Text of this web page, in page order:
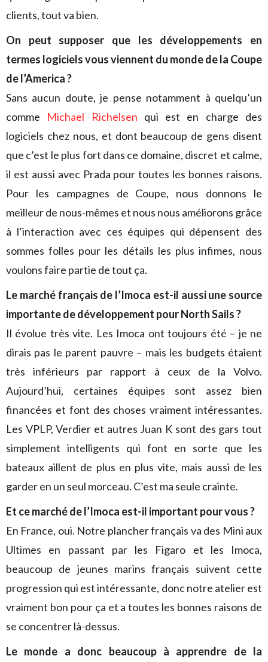
clients, tout va bien.
On peut supposer que les développements en
termes logiciels vous viennent du monde de la Coupe
de l’America ?
Sans aucun doute, je pense notamment à quelqu’un
comme Michael Richelsen qui est en charge des
logiciels chez nous, et dont beaucoup de gens disent
que c’est le plus fort dans ce domaine, discret et calme,
il est aussi avec Prada pour toutes les bonnes raisons.
Pour les campagnes de Coupe, nous donnons le
meilleur de nous-mêmes et nous nous améliorons grâce
à l’interaction avec ces équipes qui dépensent des
sommes folles pour les détails les plus infimes, nous
voulons faire partie de tout ça.
Le marché français de l’Imoca est-il aussi une source
importante de développement pour North Sails ?
Il évolue très vite. Les Imoca ont toujours été – je ne
dirais pas le parent pauvre – mais les budgets étaient
très inférieurs par rapport à ceux de la Volvo.
Aujourd’hui, certaines équipes sont assez bien
financées et font des choses vraiment intéressantes.
Les VPLP, Verdier et autres Juan K sont des gars tout
simplement intelligents qui font en sorte que les
bateaux aillent de plus en plus vite, mais aussi de les
garder en un seul morceau. C’est ma seule crainte.
Et ce marché de l’Imoca est-il important pour vous ?
En France, oui. Notre plancher français va des Mini aux
Ultimes en passant par les Figaro et les Imoca,
beaucoup de jeunes marins français suivent cette
progression qui est intéressante, donc notre atelier est
vraiment bon pour ça et a toutes les bonnes raisons de
se concentrer là-dessus.
Le monde a donc beaucoup à apprendre de la